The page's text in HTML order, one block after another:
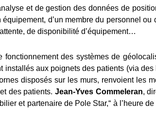
et de gestion des données de
équipement, d’un membre du personnel
de disponibilité d’équipement…
fonctionnement des systèmes de
installés aux poignets des patients (via
disposés sur les murs, renvoient les
des patients.Jean-Yves Commeleran,
et partenaire de Pole Star,“ à l’heure